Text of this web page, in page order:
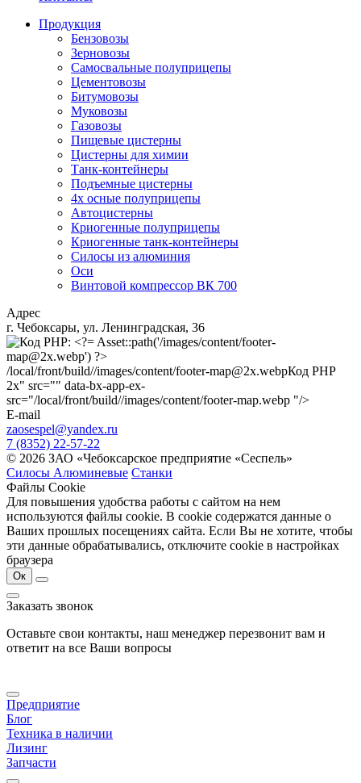
Продукция
Бензовозы
Зерновозы
Самосвальные полуприцепы
Цементовозы
Битумовозы
Муковозы
Газовозы
Пищевые цистерны
Цистерны для химии
Танк-контейнеры
Подъемные цистерны
4х осные полуприцепы
Автоцистерны
Криогенные полуприцепы
Криогенные танк-контейнеры
Силосы из алюминия
Оси
Винтовой компрессор ВК 700
Адрес
г. Чебоксары, ул. Ленинградская, 36
/local/front/build//images/content/footer-map@2x.webpКод PHP
2x" src="" data-bx-app-ex-
src="/local/front/build//images/content/footer-map.webp "/>
E-mail
zaosespel@yandex.ru
7 (8352) 22-57-22
© 2026 ЗАО «Чебоксарское предприятие «Сеспель»
Силосы Алюминевые Станки
Файлы Cookie
Для повышения удобства работы с сайтом на нем
используются файлы cookie. В cookie содержатся данные о
Ваших прошлых посещениях сайта. Если Вы не хотите, чтобы
эти данные обрабатывались, отключите cookie в настройках
браузера
Ок
Заказать звонок
Оставьте свои контакты, наш менеджер перезвонит вам и
ответит на все Ваши вопросы
Предприятие
Блог
Техника в наличии
Лизинг
Запчасти